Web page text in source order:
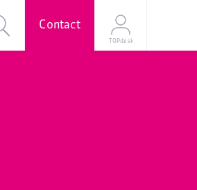
Contact
TOPdesk